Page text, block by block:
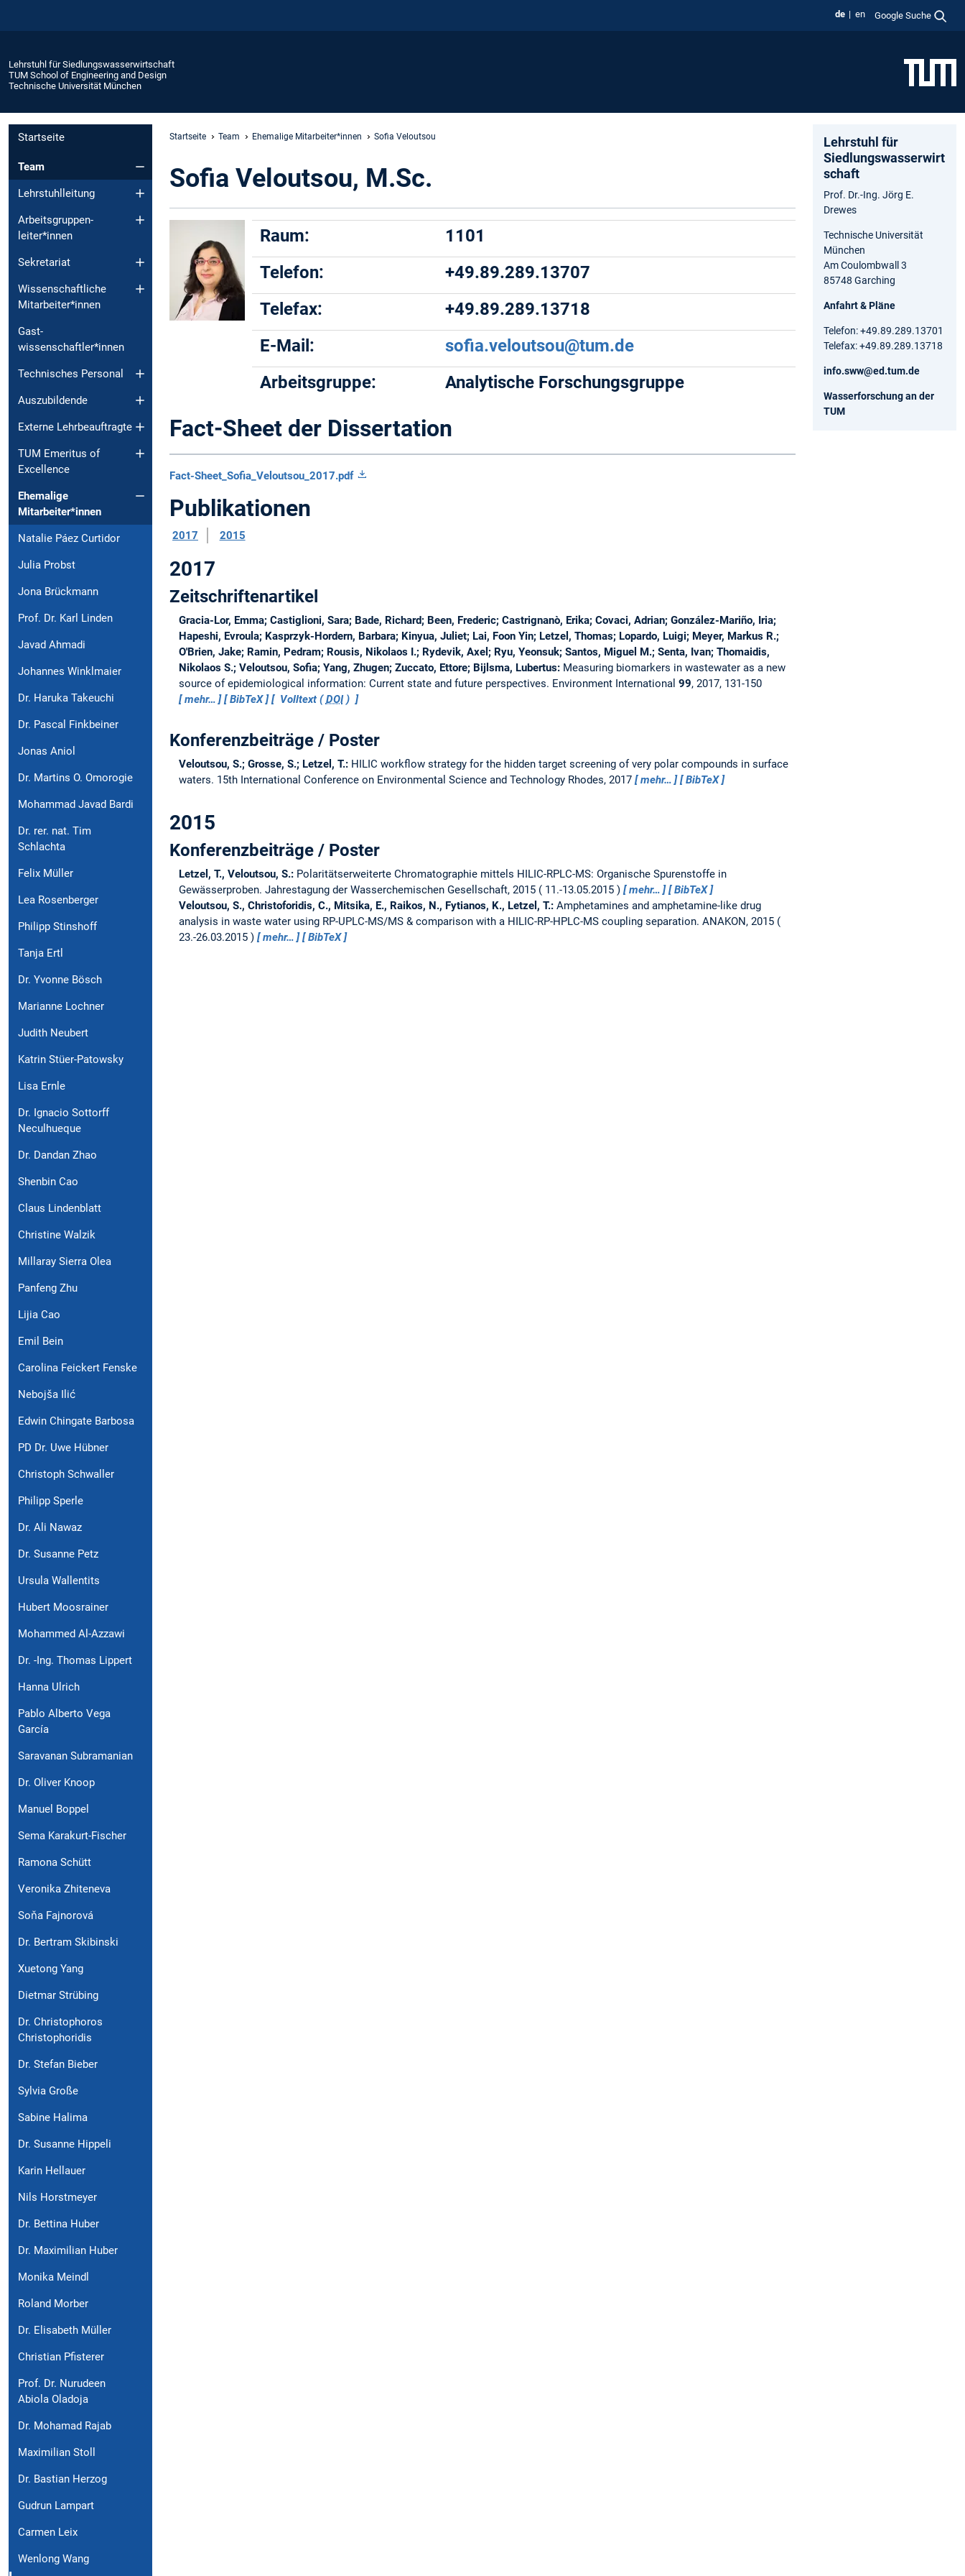
de en Google Suche
Lehrstuhl für Siedlungswasserwirtschaft
TUM School of Engineering and Design
Technische Universität München
Startseite
Team
Lehrstuhlleitung
Arbeitsgruppen-
leiter*innen
Sekretariat
Wissenschaftliche
Mitarbeiter*innen
Gast-
wissenschaftler*innen
Technisches Personal
Auszubildende
Externe Lehrbeauftragte
TUM Emeritus of
Excellence
Ehemalige
Mitarbeiter*innen
Natalie Páez Curtidor
Julia Probst
Jona Brückmann
Prof. Dr. Karl Linden
Javad Ahmadi
Johannes Winklmaier
Dr. Haruka Takeuchi
Dr. Pascal Finkbeiner
Jonas Aniol
Dr. Martins O. Omorogie
Mohammad Javad Bardi
Dr. rer. nat. Tim
Schlachta
Felix Müller
Lea Rosenberger
Philipp Stinshoff
Tanja Ertl
Dr. Yvonne Bösch
Marianne Lochner
Judith Neubert
Katrin Stüer-Patowsky
Lisa Ernle
Dr. Ignacio Sottorff
Neculhueque
Dr. Dandan Zhao
Shenbin Cao
Claus Lindenblatt
Christine Walzik
Millaray Sierra Olea
Panfeng Zhu
Lijia Cao
Emil Bein
Carolina Feickert Fenske
Nebojša Ilić
Edwin Chingate Barbosa
PD Dr. Uwe Hübner
Christoph Schwaller
Philipp Sperle
Dr. Ali Nawaz
Dr. Susanne Petz
Ursula Wallentits
Hubert Moosrainer
Mohammed Al-Azzawi
Dr. -Ing. Thomas Lippert
Hanna Ulrich
Pablo Alberto Vega
García
Saravanan Subramanian
Dr. Oliver Knoop
Manuel Boppel
Sema Karakurt-Fischer
Ramona Schütt
Veronika Zhiteneva
Soňa Fajnorová
Dr. Bertram Skibinski
Xuetong Yang
Dietmar Strübing
Dr. Christophoros
Christophoridis
Dr. Stefan Bieber
Sylvia Große
Sabine Halima
Dr. Susanne Hippeli
Karin Hellauer
Nils Horstmeyer
Dr. Bettina Huber
Dr. Maximilian Huber
Monika Meindl
Roland Morber
Dr. Elisabeth Müller
Christian Pfisterer
Prof. Dr. Nurudeen
Abiola Oladoja
Dr. Mohamad Rajab
Maximilian Stoll
Dr. Bastian Herzog
Gudrun Lampart
Carmen Leix
Wenlong Wang
Startseite Team Ehemalige Mitarbeiter*innen Sofia Veloutsou
Sofia Veloutsou, M.Sc.
Raum:
1101
Telefon:
+49.89.289.13707
Telefax:
+49.89.289.13718
E-Mail:
sofia.veloutsou@tum.de
Arbeitsgruppe:
Analytische Forschungsgruppe
Fact-Sheet der Dissertation
Fact-Sheet_Sofia_Veloutsou_2017.pdf
Publikationen
2017 2015
2017
Zeitschriftenartikel
Gracia-Lor, Emma; Castiglioni, Sara; Bade, Richard; Been, Frederic; Castrignanò, Erika; Covaci, Adrian; González-Mariño, Iria;
Hapeshi, Evroula; Kasprzyk-Hordern, Barbara; Kinyua, Juliet; Lai, Foon Yin; Letzel, Thomas; Lopardo, Luigi; Meyer, Markus R.;
O'Brien, Jake; Ramin, Pedram; Rousis, Nikolaos I.; Rydevik, Axel; Ryu, Yeonsuk; Santos, Miguel M.; Senta, Ivan; Thomaidis,
Nikolaos S.; Veloutsou, Sofia; Yang, Zhugen; Zuccato, Ettore; Bijlsma, Lubertus: Measuring biomarkers in wastewater as a new
source of epidemiological information: Current state and future perspectives. Environment International 99, 2017, 131-150
mehr…
BibTeX Volltext (DOI)
Konferenzbeiträge / Poster
Veloutsou, S.; Grosse, S.; Letzel, T.: HILIC workflow strategy for the hidden target screening of very polar compounds in surface
waters. 15th International Conference on Environmental Science and Technology Rhodes, 2017 mehr… BibTeX
2015
Konferenzbeiträge / Poster
Letzel, T., Veloutsou, S.: Polaritätserweiterte Chromatographie mittels HILIC-RPLC-MS: Organische Spurenstoffe in
Gewässerproben. Jahrestagung der Wasserchemischen Gesellschaft, 2015 11.-13.05.2015 mehr…
BibTeX
Veloutsou, S., Christoforidis, C., Mitsika, E., Raikos, N., Fytianos, K., Letzel, T.: Amphetamines and amphetamine-like drug
analysis in waste water using RP-UPLC-MS/MS & comparison with a HILIC-RP-HPLC-MS coupling separation. ANAKON, 2015
23.-26.03.2015
mehr… BibTeX
Lehrstuhl für
Siedlungswasserwirt
schaft
Prof. Dr.-Ing. Jörg E.
Drewes
Technische Universität
München
Am Coulombwall 3
85748 Garching
Anfahrt & Pläne
Telefon: +49.89.289.13701
Telefax: +49.89.289.13718
info.sww@ed.tum.de
Wasserforschung an der
TUM